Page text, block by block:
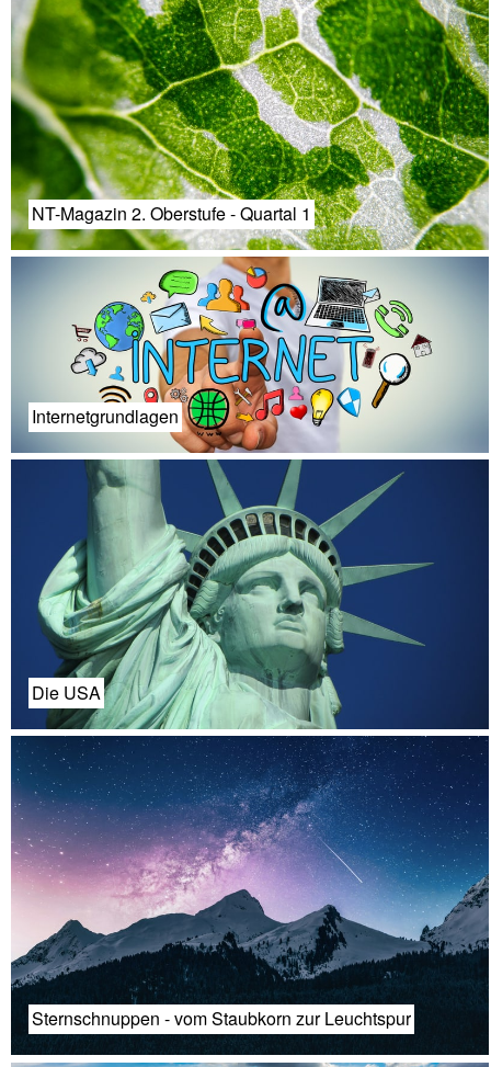
NT-Magazin 2. Oberstufe - Quartal 1
Internetgrundlagen
Die USA
Sternschnuppen - vom Staubkorn zur Leuchtspur